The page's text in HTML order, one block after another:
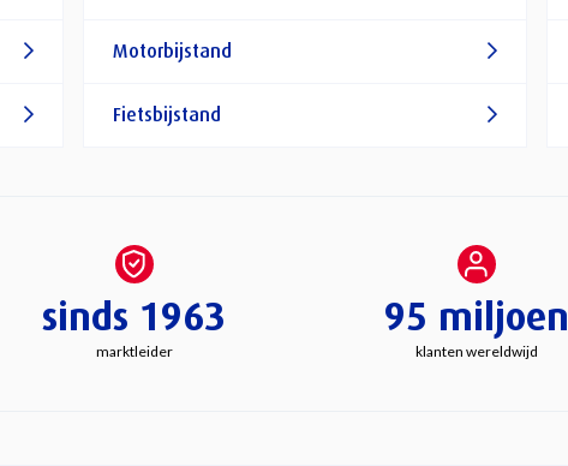
Motorbijstand
Fietsbijstand
sinds 1963
marktleider
95 miljoen
klanten wereldwijd